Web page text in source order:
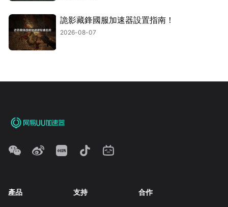
詭影藏鋒國服加速器設置指南！
2026-08-07
產品 支持 合作